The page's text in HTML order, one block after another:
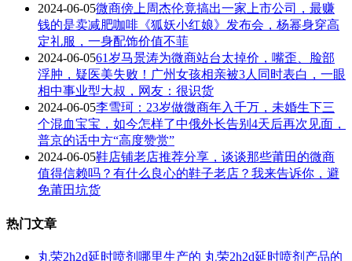
2024-06-05微商傍上周杰伦竟搞出一家上市公司，最赚
钱的是卖减肥咖啡《狐妖小红娘》发布会，杨幂身穿高
定礼服，一身配饰价值不菲
2024-06-0561岁马景涛为微商站台太掉价，嘴歪、脸部
浮肿，疑医美失败！广州女孩相亲被3人同时表白，一眼
相中事业型大叔，网友：很识货
2024-06-05李雪珂：23岁做微商年入千万，未婚生下三
个混血宝宝，如今怎样了中俄外长告别4天后再次见面，
普京的话中方“高度赞赏”
2024-06-05鞋店铺老店推荐分享，谈谈那些莆田的微商
值得信赖吗？有什么良心的鞋子老店？我来告诉你，避
免莆田坑货
热门文章
丸荣2h2d延时喷剂哪里生产的 丸荣2h2d延时喷剂产品的